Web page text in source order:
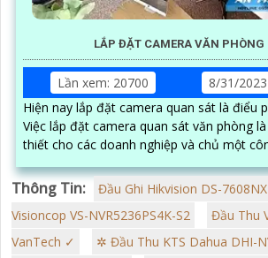
LẮP ĐẶT CAMERA VĂN PHÒNG
Lần xem: 20700
8/31/
Hiện nay lắp đặt camera quan sát là điểu
Việc lắp đặt camera quan sát văn phòng
thiết cho các doanh nghiệp và chủ một
Thông Tin: Đầu Ghi Hikvision DS-
Visioncop VS-NVR5236PS4K-S2
Đầu Thu
VanTech ✓
✲ Đầu Thu KTS Dahua DHI-